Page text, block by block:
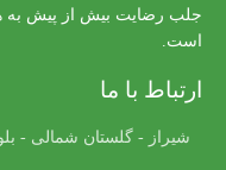
جلب رضایت بیش از پیش به
است.
ارتباط با ما
شیراز - گلستان شمالی -